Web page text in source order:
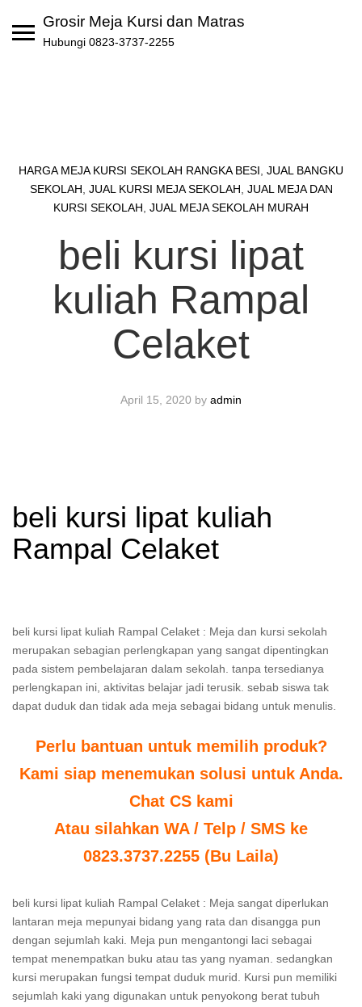
Grosir Meja Kursi dan Matras
Hubungi 0823-3737-2255
HARGA MEJA KURSI SEKOLAH RANGKA BESI JUAL BANGKU
SEKOLAH JUAL KURSI MEJA SEKOLAH JUAL MEJA DAN
KURSI SEKOLAH JUAL MEJA SEKOLAH MURAH
beli kursi lipat
kuliah Rampal
Celaket
April 15, 2020 by admin
beli kursi lipat kuliah
Rampal Celaket
beli kursi lipat kuliah Rampal Celaket : Meja dan kursi sekolah
merupakan sebagian perlengkapan yang sangat dipentingkan
pada sistem pembelajaran dalam sekolah. tanpa tersedianya
perlengkapan ini, aktivitas belajar jadi terusik. sebab siswa tak
dapat duduk dan tidak ada meja sebagai bidang untuk menulis.
Perlu bantuan untuk memilih produk?
Kami siap menemukan solusi untuk Anda.
Chat CS kami
Atau silahkan WA / Telp / SMS ke
0823.3737.2255 (Bu Laila)
beli kursi lipat kuliah Rampal Celaket : Meja sangat diperlukan
lantaran meja mepunyai bidang yang rata dan disangga pun
dengan sejumlah kaki. Meja pun mengantongi laci sebagai
tempat menempatkan buku atau tas yang nyaman. sedangkan
kursi merupakan fungsi tempat duduk murid. Kursi pun memiliki
sejumlah kaki yang digunakan untuk penyokong berat tubuh